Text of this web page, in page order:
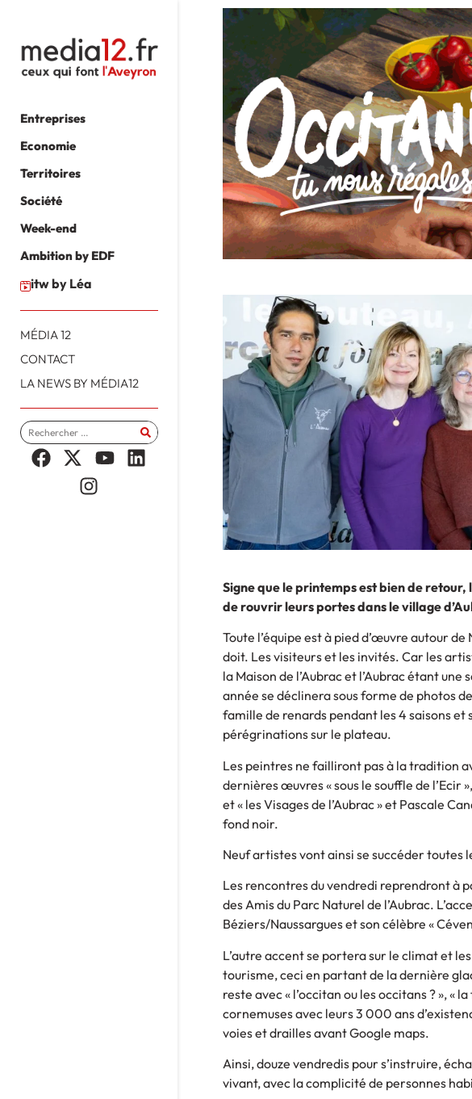
Entreprises
Economie
Territoires
Société
Week-end
Ambition by EDF
itw by Léa
MÉDIA 12
CONTACT
LA NEWS BY MÉDIA12
Signe que le printemps est bien de
de rouvrir leurs portes dans le village
Toute l’équipe est à pied d’œuvre autour
doit. Les visiteurs et les invités. Car les
la Maison de l’Aubrac et l’Aubrac étant
année se déclinera sous forme de photos
famille de renards pendant les 4 saisons
pérégrinations sur le plateau.
Les peintres ne failliront pas à la tradition
dernières œuvres « sous le souffle de l’Ecir
et « les Visages de l’Aubrac » et Pascale
fond noir.
Neuf artistes vont ainsi se succéder toutes
Les rencontres du vendredi reprendront à
des Amis du Parc Naturel de l’Aubrac.
Béziers/Naussargues et son célèbre «
L’autre accent se portera sur le climat et
tourisme, ceci en partant de la dernière
reste avec « l’occitan ou les occitans ? », «
cornemuses avec leurs 3 000 ans
voies et drailles avant Google maps.
Ainsi, douze vendredis pour s’instruire,
vivant, avec la complicité de personnes